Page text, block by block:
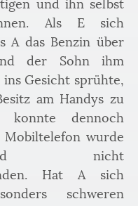
Als E sich
A das Benzin über
der Sohn ihm
Gesicht sprühte,
am Handys zu
konnte dennoch
Mobiltelefon wurde
nicht
Hat A sich
schweren